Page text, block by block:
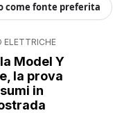
come fonte preferita
ELETTRICHE
Model Y
la prova
in